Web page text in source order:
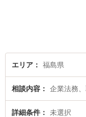
エリア 福島県
相談内容 企業法務
詳細条件 未選択